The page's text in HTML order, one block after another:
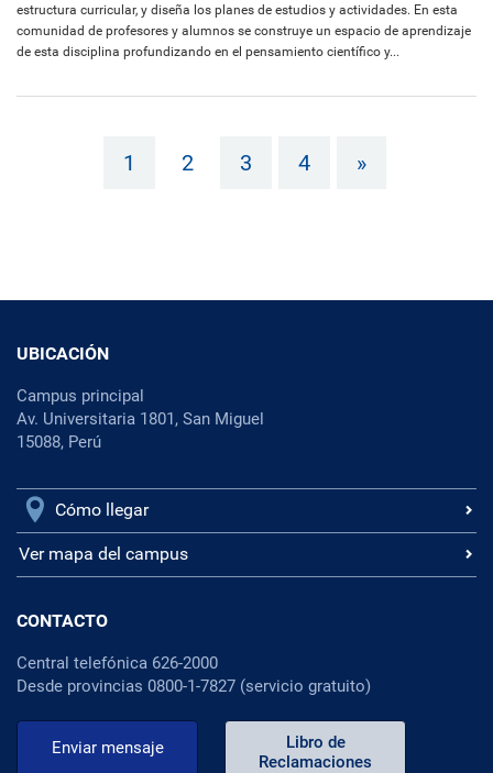
estructura curricular, y diseña los planes de estudios y actividades. En esta
comunidad de profesores y alumnos se construye un espacio de aprendizaje
de esta disciplina profundizando en el pensamiento científico y...
1 2 3 4 »
UBICACIÓN
Campus principal
Av. Universitaria 1801, San Miguel
15088, Perú
Cómo llegar
Ver mapa del campus
CONTACTO
Central telefónica 626-2000
Desde provincias 0800-1-7827 (servicio gratuito)
Enviar mensaje
Libro de
Reclamaciones